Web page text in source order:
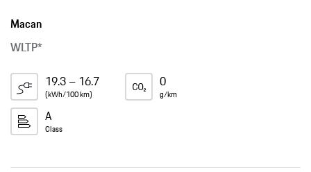
Macan
WLTP*
19.3 – 16.7
(kWh/100 km)
0
g/km
A
Class